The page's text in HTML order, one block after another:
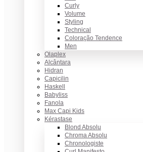
Curly
Volume
Styling
Technical
Coloração Tendence
Men
Olaplex
Alcântara
Hidran
Capicilin
Haskell
Babyliss
Fanola
Max Capi Kids
Kérastase
Blond Absolu
Chroma Absolu
Chronologiste